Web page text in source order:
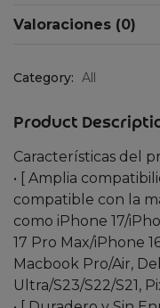
Valoraciones (0)
Category: All
Product
Características del
• [ Amplia
compatible con la
como iPhone 17/
17 Pro Max/iPhone
Macbook Pro/Air,
Ultra/S23/S22/S21,